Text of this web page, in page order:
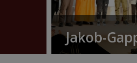
Jakob-